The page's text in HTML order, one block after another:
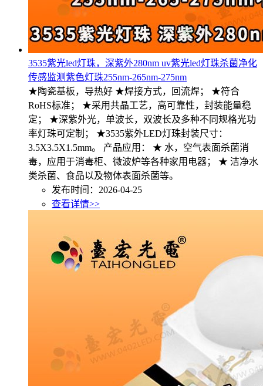
3535紫光led灯珠，深紫外280nm uv紫光led灯珠杀菌净化
传感监测紫色灯珠255nm-265nm-275nm
★陶瓷基板，导热好 ★焊接方式，回流焊； ★符合
RoHS标准； ★采用共晶工艺，高可靠性，封装能量稳
定； ★深紫外光，单波长，双波长及多种不同规格光功
率灯珠可定制； ★3535紫外LED灯珠封装尺寸：
3.5X3.5X1.5mm。 产品应用： ★ 水，空气表面杀菌消
毒，应用于消毒柜、微波炉等各种家用电器； ★ 洁净水
类杀菌、食品以及物体表面杀菌等。
发布时间：2026-04-25
查看详情>>